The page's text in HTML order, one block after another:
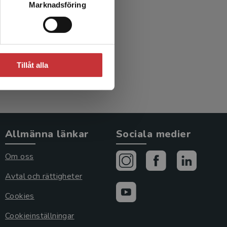
Marknadsföring
Tillåt alla
Allmänna länkar
Om oss
Avtal och rättigheter
Cookies
Cookieinställningar
Sociala medier